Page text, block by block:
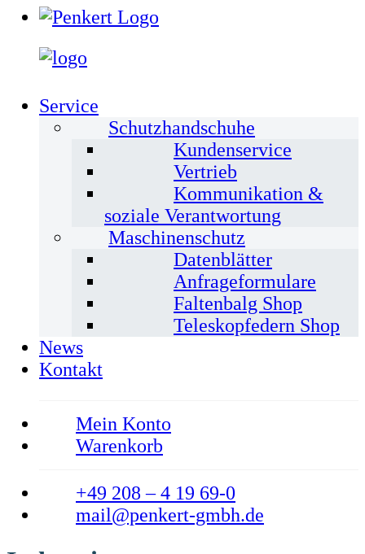
Service
Schutzhandschuhe
Kundenservice
Vertrieb
Kommunikation &
soziale Verantwortung
Maschinenschutz
Datenblätter
Anfrageformulare
Faltenbalg Shop
Teleskopfedern Shop
News
Kontakt
Mein Konto
Warenkorb
+49 208 – 4 19 69-0
mail@penkert-gmbh.de